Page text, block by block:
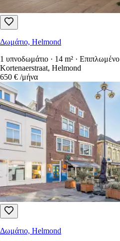
Δωμάτιο, Helmond
1 υπνοδωμάτιο · 14 m² · Επιπλωμένο
Kortenaerstraat, Helmond
650 € /μήνα
Δωμάτιο, Helmond